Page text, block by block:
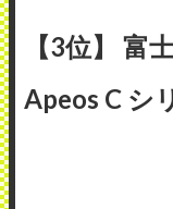
【3位】 富
Apeos C シ